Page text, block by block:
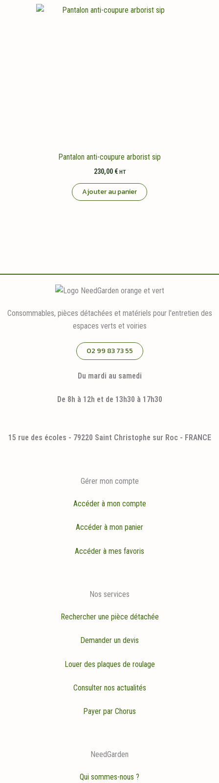
Pantalon anti-coupure arborist sip
230,00 € HT
Ajouter au panier
Consommables, pièces détachées et matériels pour l'entretien des
espaces verts et voiries
02 99 83 73 55
Du mardi au samedi
De 8h à 12h et de 13h30 à 17h30
15 rue des écoles - 79220 Saint Christophe sur Roc - FRANCE
Gérer mon compte
Accéder à mon compte
Accéder à mon panier
Accéder à mes favoris
Nos services
Rechercher une pièce détachée
Demander un devis
Louer des plaques de roulage
Consulter nos actualités
Payer par Chorus
NeedGarden
Qui sommes-nous ?